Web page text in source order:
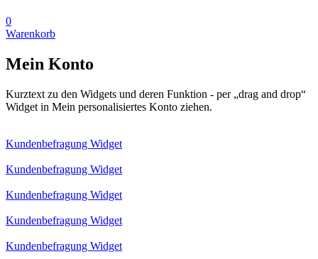
0
Warenkorb
Mein Konto
Kurztext zu den Widgets und deren Funktion - per „drag and drop“
Widget in Mein personalisiertes Konto ziehen.
Kundenbefragung Widget
Kundenbefragung Widget
Kundenbefragung Widget
Kundenbefragung Widget
Kundenbefragung Widget